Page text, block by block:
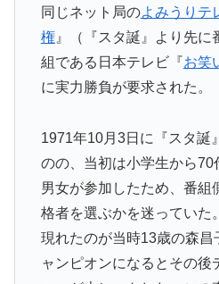
同じネット局のよみうりテ
権』（『スタ誕』
より先に
組である日本テレビ『お笑
に実力勝負が要求された。
1971年10月3日に『スタ誕
のの、 当初は小学生から
男女が参加したため、 番組
格者を選ぶかを迷っていた。
現れたのが当時13歳の森昌
ャンピオンになるとその後